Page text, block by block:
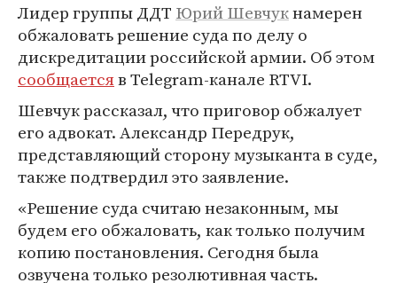
Лидер группы ДДТ Юрий Шевчукнамерен
обжаловать решение суда по делу о
дискредитации российской армии. Об этом
сообщаетсяв Telegram-канале RTVI.
Шевчук рассказал, что приговор обжалует
его адвокат. Александр Передрук,
представляющий сторону музыканта в суде,
также подтвердил это заявление.
«Решение суда считаю незаконным, мы
будем его обжаловать, как только получим
копию постановления. Сегодня была
озвучена только резолютивная часть.